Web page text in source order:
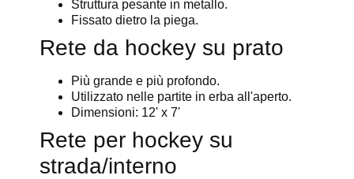
Struttura pesante in metallo.
Fissato dietro la piega.
Rete da hockey su prato
Più grande e più profondo.
Utilizzato nelle partite in erba all'aperto.
Dimensioni: 12' x 7'
Rete per hockey su
strada/interno